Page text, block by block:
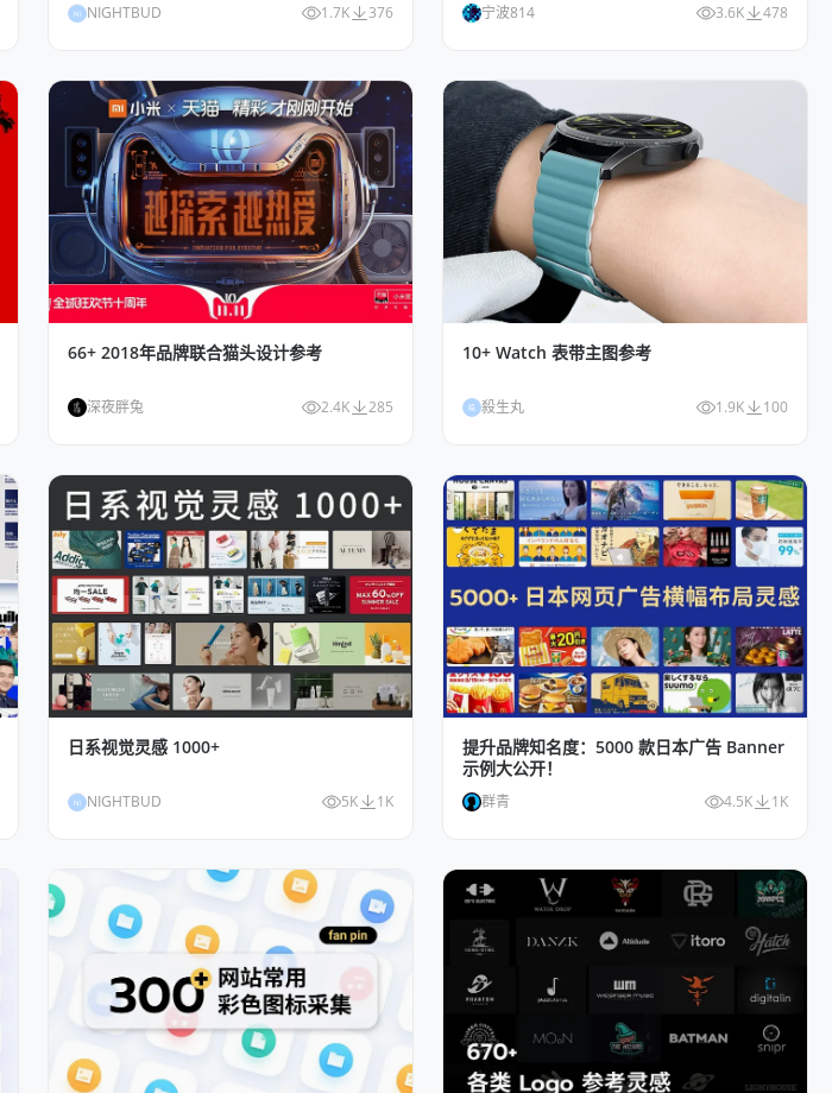
NI NIGHTBUD 1.7K 376 宁波814 3.6K 478
66+ 2018年品牌联合猫头设计参考
深夜胖兔 2.4K 285
10+ Watch 表带主图参考
殺 殺生丸 1.9K 100
日系视觉灵感 1000+
NI NIGHTBUD 5K 1K
提升品牌知名度：5000 款日本广告 Banner
示例大公开！
群青 4.5K 1K